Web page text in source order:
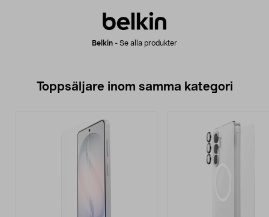
Belkin - Se alla produkter
Toppsäljare inom samma kategori